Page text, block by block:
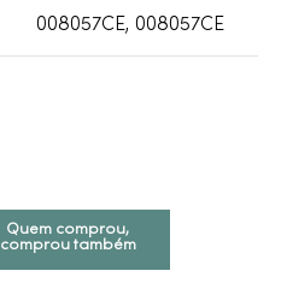
008057CE, 008057CE
Quem comprou,
comprou também